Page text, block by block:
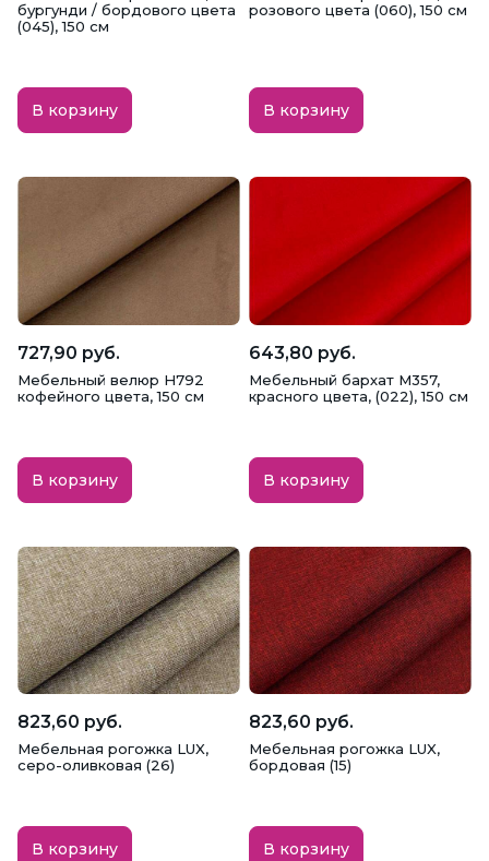
бургунди / бордового цвета
(045), 150 см
В корзину
розового цвета (060), 150 см
В корзину
727,90 руб.
Мебельный велюр H792
кофейного цвета, 150 см
В корзину
643,80 руб.
Мебельный бархат M357,
красного цвета, (022), 150 см
В корзину
823,60 руб.
Мебельная рогожка LUX,
серо-оливковая (26)
В корзину
823,60 руб.
Мебельная рогожка LUX,
бордовая (15)
В корзину